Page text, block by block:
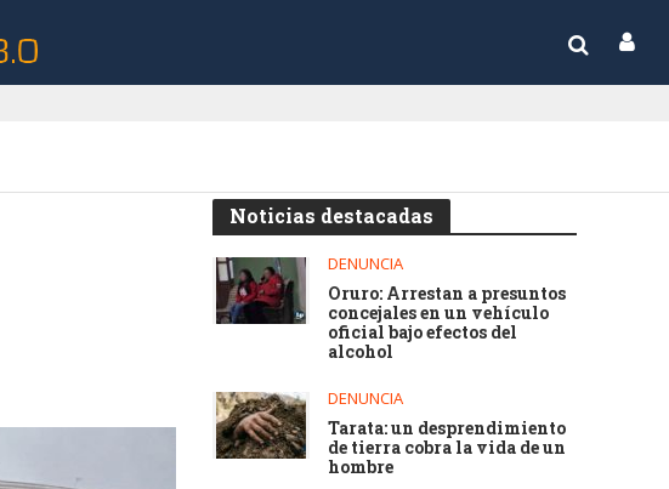
Noticias destacadas
DENUNCIA
Oruro: Arrestan a presuntos
concejales en un vehículo
oficial bajo efectos del
alcohol
DENUNCIA
Tarata: un desprendimiento
de tierra cobra la vida de un
hombre